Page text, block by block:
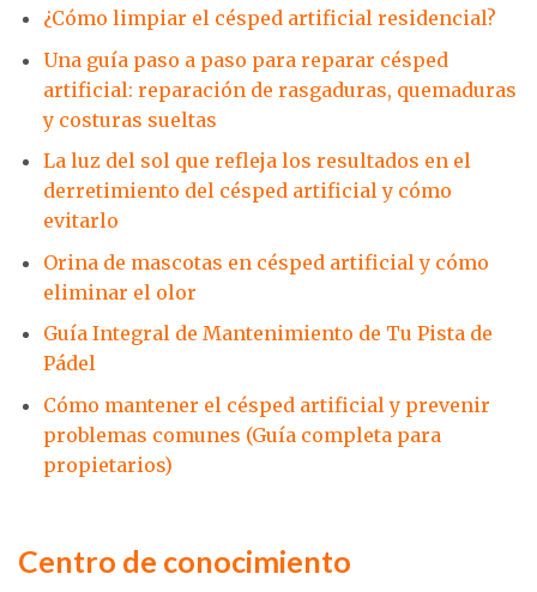
¿Cómo limpiar el césped artificial residencial?
Una guía paso a paso para reparar césped
artificial: reparación de rasgaduras, quemaduras
y costuras sueltas
La luz del sol que refleja los resultados en el
derretimiento del césped artificial y cómo
evitarlo
Orina de mascotas en césped artificial y cómo
eliminar el olor
Guía Integral de Mantenimiento de Tu Pista de
Pádel
Cómo mantener el césped artificial y prevenir
problemas comunes (Guía completa para
propietarios)
Centro de conocimiento